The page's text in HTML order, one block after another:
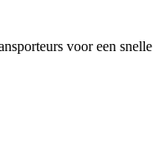
voor een snelle